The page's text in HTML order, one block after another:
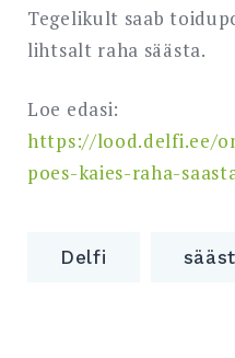
Tegelikult saab
lihtsalt raha säästa.
Loe edasi:
https://lood.delfi.ee/
poes-kaies-raha-
Delfi